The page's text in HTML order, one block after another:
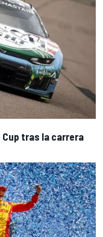
Cup tras la carrera